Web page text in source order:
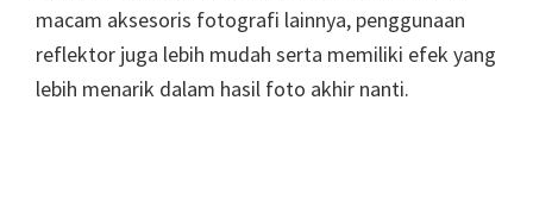
macam aksesoris fotografi lainnya, penggunaan
reflektor juga lebih mudah serta memiliki efek yang
lebih menarik dalam hasil foto akhir nanti.